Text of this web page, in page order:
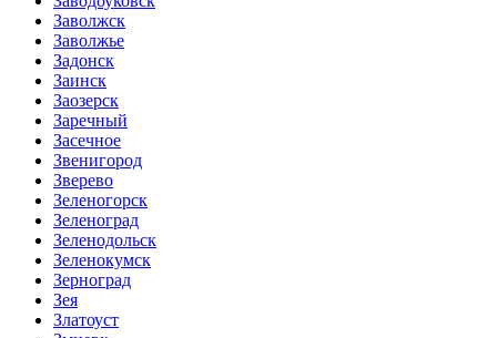
Заволжск
Заволжье
Задонск
Заинск
Заозерск
Заречный
Засечное
Звенигород
Зверево
Зеленогорск
Зеленоград
Зеленодольск
Зеленокумск
Зерноград
Зея
Златоуст